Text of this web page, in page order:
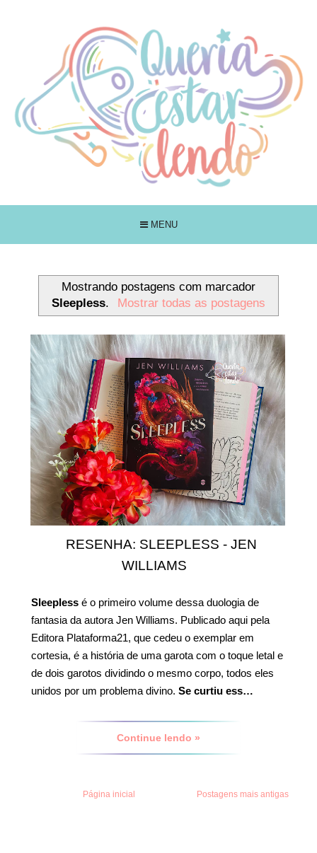
MENU
Mostrando postagens com marcador
Sleepless. Mostrar todas as postagens
RESENHA: SLEEPLESS - JEN
WILLIAMS
Sleepless é o primeiro volume dessa duologia de
fantasia da autora Jen Williams. Publicado aqui pela
Editora Plataforma21, que cedeu o exemplar em
cortesia, é a história de uma garota com o toque letal e
de dois garotos dividindo o mesmo corpo, todos eles
unidos por um problema divino. Se curtiu ess…
Continue lendo »
Postagens mais antigas
Página inicial